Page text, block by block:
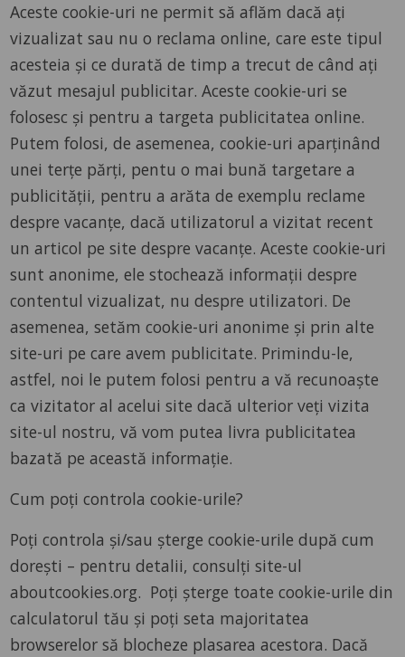
Aceste cookie-uri ne permit să aflăm dacă ați
vizualizat sau nu o reclama online, care este tipul
acesteia și ce durată de timp a trecut de când ați
văzut mesajul publicitar. Aceste cookie-uri se
folosesc și pentru a targeta publicitatea online.
Putem folosi, de asemenea, cookie-uri aparținând
unei terțe părți, pentu o mai bună targetare a
publicității, pentru a arăta de exemplu reclame
despre vacanțe, dacă utilizatorul a vizitat recent
un articol pe site despre vacanțe. Aceste cookie-uri
sunt anonime, ele stochează informații despre
contentul vizualizat, nu despre utilizatori. De
asemenea, setăm cookie-uri anonime și prin alte
site-uri pe care avem publicitate. Primindu-le,
astfel, noi le putem folosi pentru a vă recunoaște
ca vizitator al acelui site dacă ulterior veți vizita
site-ul nostru, vă vom putea livra publicitatea
bazată pe această informație.
Cum poți controla cookie-urile?
Poţi controla şi/sau şterge cookie-urile după cum
dorești – pentru detalii, consulți site-ul
aboutcookies.org. Poți șterge toate cookie-urile din
calculatorul tău și poți seta majoritatea
browserelor să blocheze plasarea acestora. Dacă